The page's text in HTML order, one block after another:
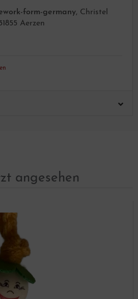
form-germany, Christel
Aerzen
angesehen